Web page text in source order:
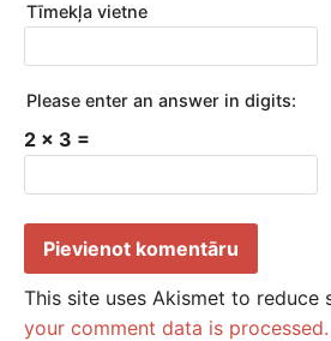
Tīmekļa vietne
Please enter an answer in digits:
2 × 3 =
This site uses Akismet to reduce
your comment data is processed.